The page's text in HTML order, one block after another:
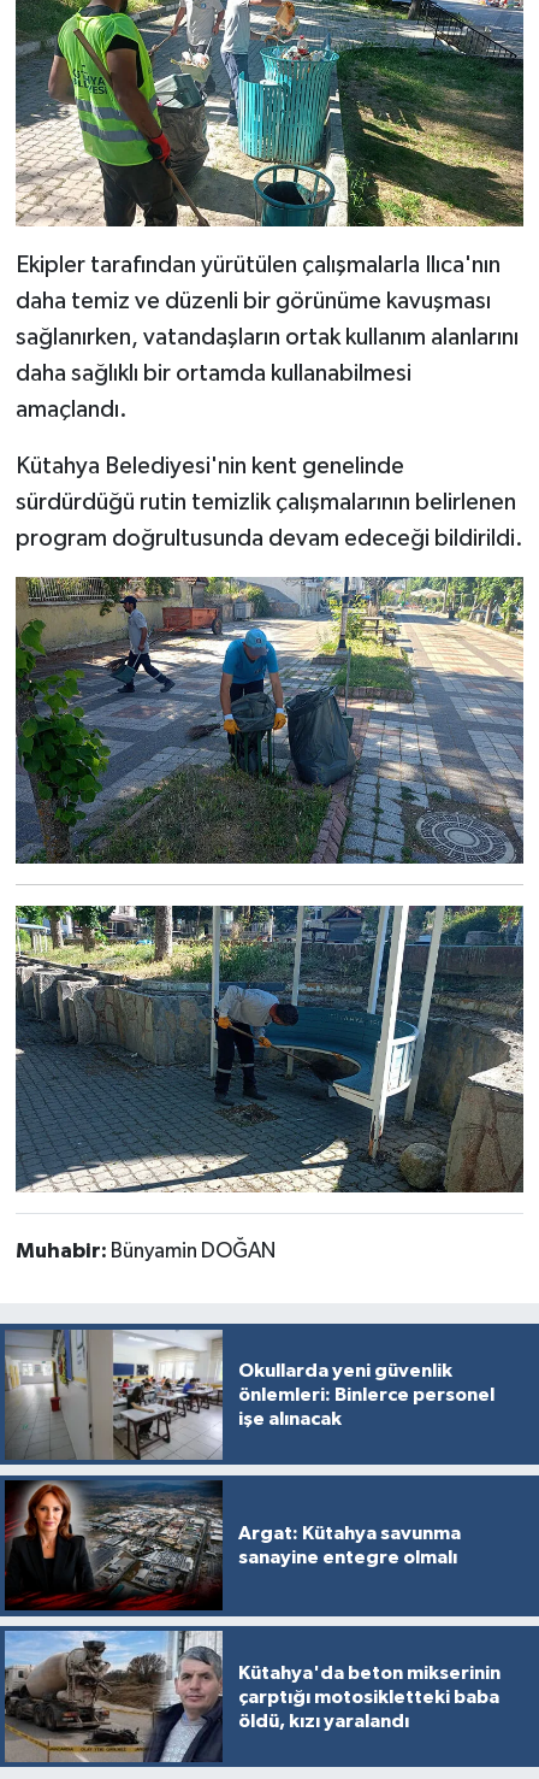
Ekipler tarafından yürütülen çalışmalarla Ilıca'nın
daha temiz ve düzenli bir görünüme kavuşması
sağlanırken, vatandaşların ortak kullanım alanlarını
daha sağlıklı bir ortamda kullanabilmesi
amaçlandı.
Kütahya Belediyesi'nin kent genelinde
sürdürdüğü rutin temizlik çalışmalarının belirlenen
program doğrultusunda devam edeceği bildirildi.
Muhabir: Bünyamin DOĞAN
Okullarda yeni güvenlik
önlemleri: Binlerce personel
işe alınacak
Argat: Kütahya savunma
sanayine entegre olmalı
Kütahya'da beton mikserinin
çarptığı motosikletteki baba
öldü, kızı yaralandı
Pazarlar
Politika
Resmi İlan
Rüya Tabirleri
Sağlık
Şaphane
Simav
Siyaset
Spor
Tavşanlı
Teknoloji
Türkiye
Video Galeri
Yaşam
Yemek Tarifleri